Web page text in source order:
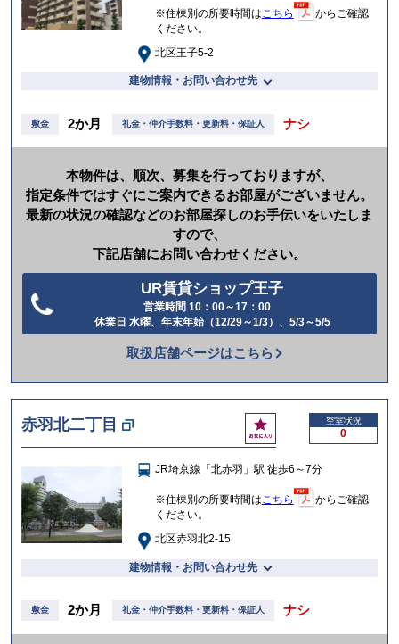
※住棟別の所要時間はこちら
からご確認
ください。
北区王子5-2
建物情報・お問い合わせ先
敷金 2か月 礼金・仲介手数料・更新料・保証人 ナシ
本物件は、順次、募集を行っておりますが、
指定条件ではすぐにご案内できるお部屋がございません。
最新の状況の確認などのお部屋探しのお手伝いをいたしま
すので、
下記店舗にお問い合わせください。
UR賃貸ショップ王子
営業時間 10：00～17：00
休業日 水曜、年末年始（12/29～1/3）、5/3～5/5
話
か
け
る
取扱店舗ページはこちら
赤羽北二丁目
お
気
入
空室状況
0
JR埼京線「北赤羽」駅 徒歩6～7分
※住棟別の所要時間はこちら
からご確認
ください。
北区赤羽北2-15
建物情報・お問い合わせ先
敷金 2か月 礼金・仲介手数料・更新料・保証人 ナシ